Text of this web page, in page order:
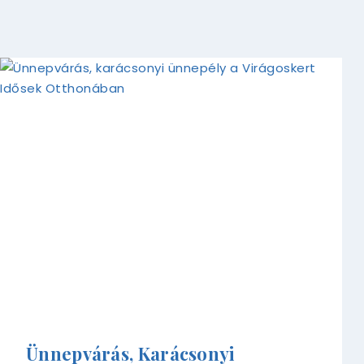
Ünnepvárás, Karácsonyi